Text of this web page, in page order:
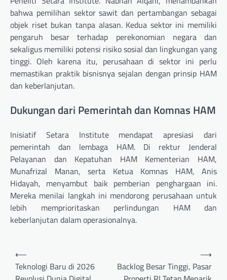
bahwa pemilihan sektor sawit dan pertambangan sebagai
objek riset bukan tanpa alasan. Kedua sektor ini memiliki
pengaruh besar terhadap perekonomian negara dan
sekaligus memiliki potensi risiko sosial dan lingkungan yang
tinggi. Oleh karena itu, perusahaan di sektor ini perlu
memastikan praktik bisnisnya sejalan dengan prinsip HAM
dan keberlanjutan.
Dukungan dari Pemerintah dan Komnas HAM
Inisiatif Setara Institute mendapat apresiasi dari
pemerintah dan lembaga HAM. Di rektur Jenderal
Pelayanan dan Kepatuhan HAM Kementerian HAM,
Munafrizal Manan, serta Ketua Komnas HAM, Anis
Hidayah, menyambut baik pemberian penghargaan ini.
Mereka menilai langkah ini mendorong perusahaan untuk
lebih memprioritaskan perlindungan HAM dan
keberlanjutan dalam operasionalnya.
Navigasi
pos
⟵
Teknologi Baru di 2026
Backlog Besar Tinggi, Pasar
⟶